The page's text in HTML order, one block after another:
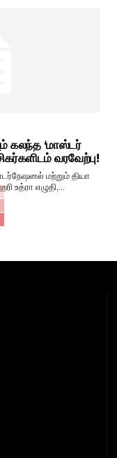
கலந்த ‘மாஸ்டர்
வரவேற்பு!
மற்றும் தியா
உத்ரா எழுதி,...